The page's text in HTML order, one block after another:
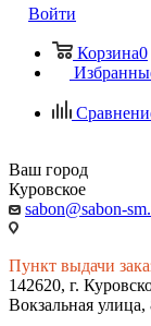
Войти
Корзина0
Ваш город
Куровское
sabon@sabon-
Пункт выдачи
142620, г.
Вокзальная улица,